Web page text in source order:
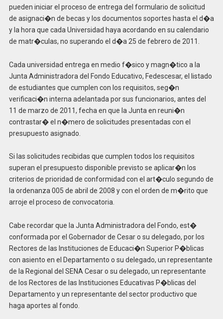
pueden iniciar el proceso de entrega del formulario de solicitud
de asignaci�n de becas y los documentos soportes hasta el d�a
y la hora que cada Universidad haya acordando en su calendario
de matr�culas, no superando el d�a 25 de febrero de 2011.
Cada universidad entrega en medio f�sico y magn�tico a la
Junta Administradora del Fondo Educativo, Fedescesar, el listado
de estudiantes que cumplen con los requisitos, seg�n
verificaci�n interna adelantada por sus funcionarios, antes del
11 de marzo de 2011, fecha en que la Junta en reuni�n
contrastar� el n�mero de solicitudes presentadas con el
presupuesto asignado.
Si las solicitudes recibidas que cumplen todos los requisitos
superan el presupuesto disponible previsto se aplicar�n los
criterios de prioridad de conformidad con el art�culo segundo de
la ordenanza 005 de abril de 2008 y con el orden de m�rito que
arroje el proceso de convocatoria.
Cabe recordar que la Junta Administradora del Fondo, est�
conformada por el Gobernador de Cesar o su delegado, por los
Rectores de las Instituciones de Educaci�n Superior P�blicas
con asiento en el Departamento o su delegado, un representante
de la Regional del SENA Cesar o su delegado, un representante
de los Rectores de las Instituciones Educativas P�blicas del
Departamento y un representante del sector productivo que
haga aportes al fondo.